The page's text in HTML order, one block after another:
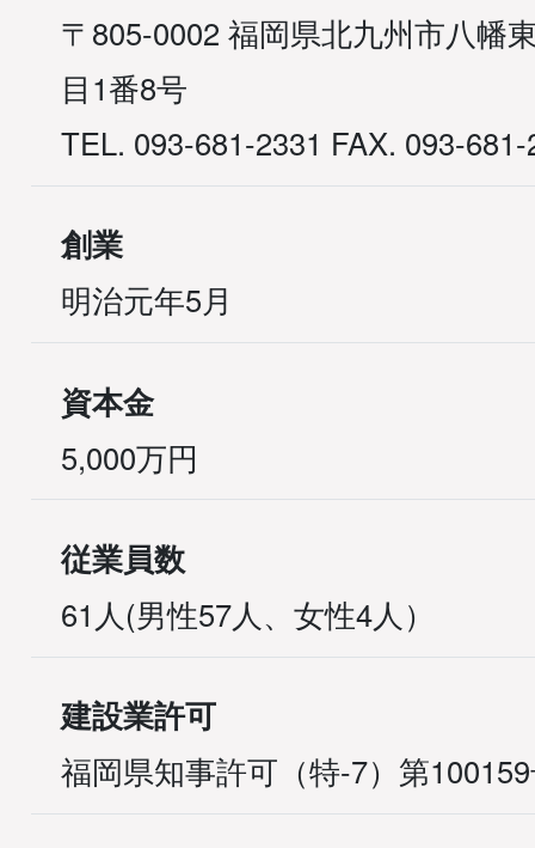
〒805-0002 福岡県北九州市八幡
目1番8号
TEL. 093-681-2331 FAX. 093-
創業
明治元年5月
資本金
5,000万円
従業員数
61人(男性57人、女性4人）
建設業許可
福岡県知事許可（特-7）第